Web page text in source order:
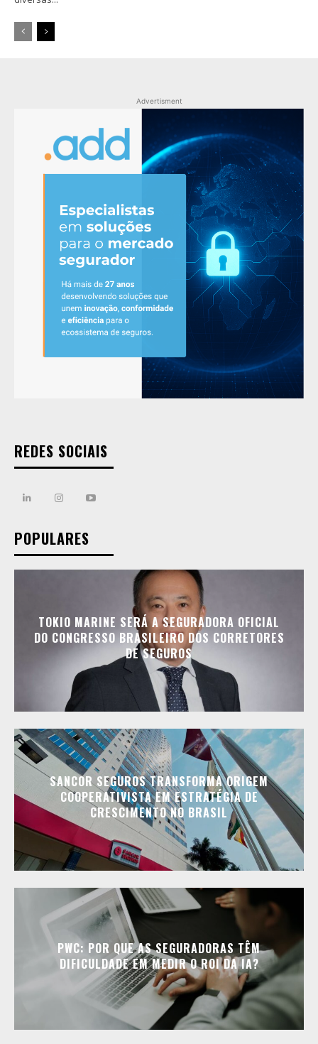
Advertisment
REDES SOCIAIS
POPULARES
TOKIO MARINE SERÁ A SEGURADORA OFICIAL
DO CONGRESSO BRASILEIRO DOS CORRETORES
DE SEGUROS
SANCOR SEGUROS TRANSFORMA ORIGEM
COOPERATIVISTA EM ESTRATÉGIA DE
CRESCIMENTO NO BRASIL
PWC: POR QUE AS SEGURADORAS TÊM
DIFICULDADE EM MEDIR O ROI DA IA?